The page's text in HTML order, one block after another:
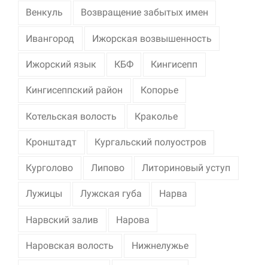
Венкуль Возвращение забытых имен
Ивангород Ижорская возвышенность
Ижорский язык КБФ Кингисепп
Кингисеппский район Копорье
Котельская волость Краколье
Кронштадт Кургальский полуостров
Курголово Липово Литориновый уступ
Лужицы Лужская губа Нарва
Нарвский залив Нарова
Наровская волость Нижнелужье